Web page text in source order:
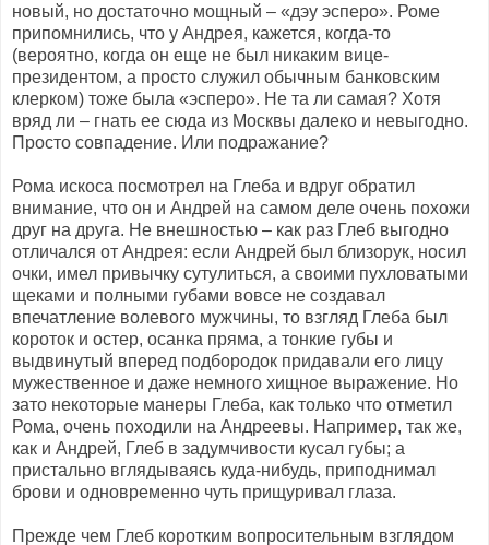
новый, но достаточно мощный – «дэу эсперо». Роме
припомнились, что у Андрея, кажется, когда-то
(вероятно, когда он еще не был никаким вице-
президентом, а просто служил обычным банковским
клерком) тоже была «эсперо». Не та ли самая? Хотя
вряд ли – гнать ее сюда из Москвы далеко и невыгодно.
Просто совпадение. Или подражание?
Рома искоса посмотрел на Глеба и вдруг обратил
внимание, что он и Андрей на самом деле очень похожи
друг на друга. Не внешностью – как раз Глеб выгодно
отличался от Андрея: если Андрей был близорук, носил
очки, имел привычку сутулиться, а своими пухловатыми
щеками и полными губами вовсе не создавал
впечатление волевого мужчины, то взгляд Глеба был
короток и остер, осанка пряма, а тонкие губы и
выдвинутый вперед подбородок придавали его лицу
мужественное и даже немного хищное выражение. Но
зато некоторые манеры Глеба, как только что отметил
Рома, очень походили на Андреевы. Например, так же,
как и Андрей, Глеб в задумчивости кусал губы; а
пристально вглядываясь куда-нибудь, приподнимал
брови и одновременно чуть прищуривал глаза.
Прежде чем Глеб коротким вопросительным взглядом